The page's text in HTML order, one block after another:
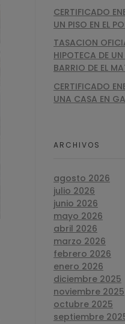
CERTIFICADO
UN PISO EN EL
TASACION
HIPOTECA DE UN
BARRIO DE EL
CERTIFICADO
UNA CASA EN
ARCHIVOS
agosto 2026
julio 2026
junio 2026
mayo 2026
abril 2026
marzo 2026
febrero 2026
enero 2026
diciembre 2025
noviembre 2025
octubre 2025
septiembre